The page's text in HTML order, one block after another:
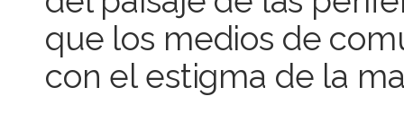
que los medios de
con el estigma de la